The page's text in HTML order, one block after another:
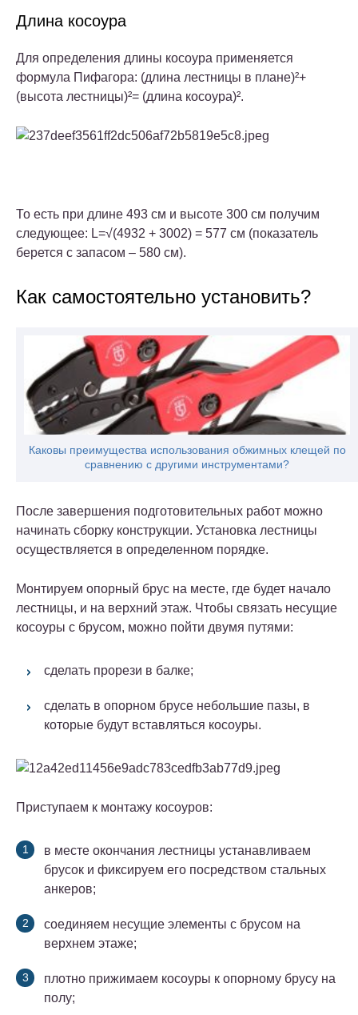
Длина косоура
Для определения длины косоура применяется
формула Пифагора: (длина лестницы в плане)²+
(высота лестницы)²= (длина косоура)².
То есть при длине 493 см и высоте 300 см получим
следующее: L=√(4932 + 3002) = 577 см (показатель
берется с запасом – 580 см).
Как самостоятельно установить?
Каковы преимущества использования обжимных клещей по
сравнению с другими инструментами?
После завершения подготовительных работ можно
начинать сборку конструкции. Установка лестницы
осуществляется в определенном порядке.
Монтируем опорный брус на месте, где будет начало
лестницы, и на верхний этаж. Чтобы связать несущие
косоуры с брусом, можно пойти двумя путями:
сделать прорези в балке;
сделать в опорном брусе небольшие пазы, в
которые будут вставляться косоуры.
Приступаем к монтажу косоуров:
в месте окончания лестницы устанавливаем
брусок и фиксируем его посредством стальных
анкеров;
соединяем несущие элементы с брусом на
верхнем этаже;
плотно прижимаем косоуры к опорному брусу на
полу;